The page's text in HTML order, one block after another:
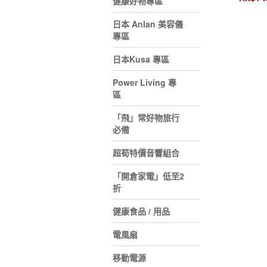
日本 Anlan 美容儀
專區
日本Kusa 專區
Power Living 專
區
「飛」常好物旅行
必備
超筍特價音響組合
「開倉家電」低至2
折
健康食品 / 用品
電風扇
移動電源